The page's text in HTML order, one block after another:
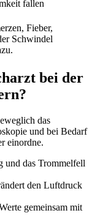
fallen
Fieber,
Schwindel
bei der
das
und bei Bedarf
einordne.
und das Trommelfell
den Luftdruck
gemeinsam mit